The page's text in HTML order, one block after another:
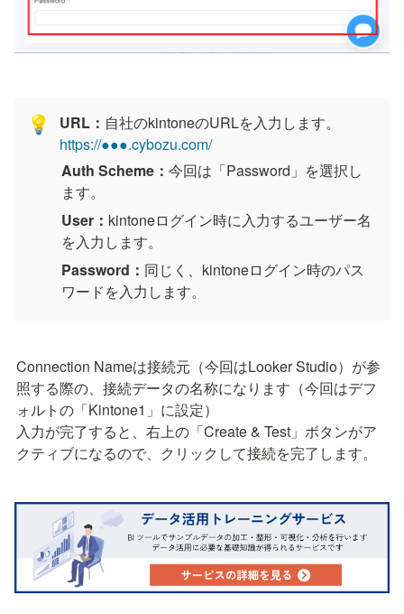
💡 URL： 自社のkintoneのURLを入力します。
https://●●●.cybozu.com/
Auth Scheme： 今回は「Password」を選択し
ます。
User： kintoneログイン時に入力するユーザー名
を入力します。
Password： 同じく、kintoneログイン時のパス
ワードを入力します。
Connection Nameは接続元（今回はLooker Studio）が参
照する際の、接続データの名称になります（今回はデフ
ォルトの「Kintone1」に設定）
入力が完了すると、右上の「Create & Test」ボタンがア
クティブになるので、クリックして接続を完了します。